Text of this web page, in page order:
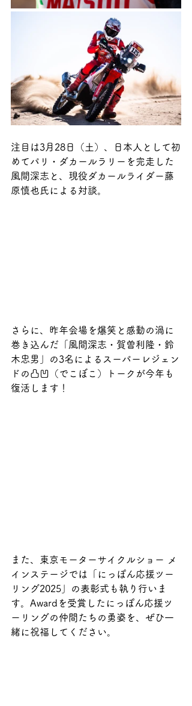
注目は3月28日（土）、日本人として初
めてパリ・ダカールラリーを完走した
風間深志と、現役ダカールライダー藤
原慎也氏による対談。
さらに、昨年会場を爆笑と感動の渦に
巻き込んだ「風間深志・賀曽利隆・鈴
木忠男」の3名によるスーパーレジェン
ドの凸凹（でこぼこ）トークが今年も
復活します！
また、東京モーターサイクルショー メ
インステージでは「にっぽん応援ツー
リング2025」の表彰式も執り行いま
す。Awardを受賞したにっぽん応援ツ
ーリングの仲間たちの勇姿を、ぜひ一
緒に祝福してください。